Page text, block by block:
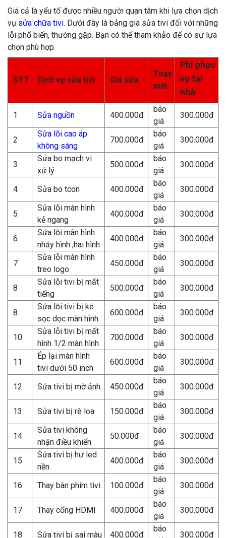
Giá cả là yếu tố được nhiều người quan tâm khi lựa chọn dịch
vụ sửa chữa tivi. Dưới đây là bảng giá sửa tivi đối với những
lỗi phổ biến, thường gặp. Bạn có thể tham khảo để có sự lựa
chọn phù hợp.
STT Dịch vụ sửa tivi Giá sửa
Thay
mới
Phí phục
vụ tại
nhà
1 Sửa nguồn 400.000đ
báo
giá
300.000đ
2
Sửa lỗi cao áp
không sáng
700.000đ
báo
giá
300.000đ
3
Sửa bo mạch vi
xử lý
500.000đ
báo
giá
300.000đ
4 Sửa bo tcon 400.000đ
báo
giá
300.000đ
5
Sửa lỗi màn hình
kẻ ngang
400.000đ
báo
giá
300.000đ
6
Sửa lỗi màn hình
nhảy hình ,hai hình
400.000đ
báo
giá
300.000đ
7
Sửa lỗi màn hình
treo logo
450.000đ
báo
giá
300.000đ
8
Sửa lỗi tivi bị mất
tiếng
500.000đ
báo
giá
300.000đ
8
Sửa lỗi tivi bị kẻ
sọc dọc màn hình
600.000đ
báo
giá
300.000đ
10
Sửa lỗi tivi bị mất
hình 1/2 màn hình
700.000đ
báo
giá
300.000đ
11
Ép lại màn hình
tivi dưới 50 inch
600.000đ
báo
giá
300.000đ
12 Sửa tivi bị mờ ảnh 450.000đ
báo
giá
300.000đ
13 Sửa tivi bị rè loa 150.000đ
báo
giá
300.000đ
14
Sửa tivi không
nhận điều khiển
50.000đ
báo
giá
300.000đ
15
Sửa tivi bị hư led
nền
400.000đ
báo
giá
300.000đ
16 Thay bàn phím tivi 100.000đ
báo
giá
300.000đ
17 Thay cổng HDMI 400.000đ
báo
giá
300.000đ
18 Sửa tivi bị sai màu 400.000đ
báo
300.000đ